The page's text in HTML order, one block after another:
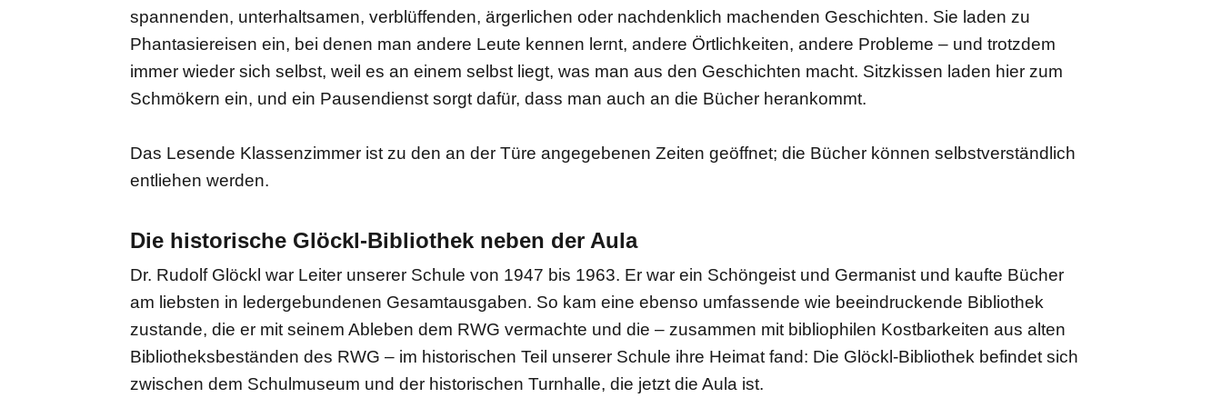
spannenden, unterhaltsamen, verblüffenden, ärgerlichen oder nachdenklich machenden Geschichten. Sie laden zu
Phantasiereisen ein, bei denen man andere Leute kennen lernt, andere Örtlichkeiten, andere Probleme – und trotzdem
immer wieder sich selbst, weil es an einem selbst liegt, was man aus den Geschichten macht. Sitzkissen laden hier zum
Schmökern ein, und ein Pausendienst sorgt dafür, dass man auch an die Bücher herankommt.
Das Lesende Klassenzimmer ist zu den an der Türe angegebenen Zeiten geöffnet; die Bücher können selbstverständlich
entliehen werden.
Die historische Glöckl-Bibliothek neben der Aula
Dr. Rudolf Glöckl war Leiter unserer Schule von 1947 bis 1963. Er war ein Schöngeist und Germanist und kaufte Bücher
am liebsten in ledergebundenen Gesamtausgaben. So kam eine ebenso umfassende wie beeindruckende Bibliothek
zustande, die er mit seinem Ableben dem RWG vermachte und die – zusammen mit bibliophilen Kostbarkeiten aus alten
Bibliotheksbeständen des RWG – im historischen Teil unserer Schule ihre Heimat fand: Die Glöckl-Bibliothek befindet sich
zwischen dem Schulmuseum und der historischen Turnhalle, die jetzt die Aula ist.